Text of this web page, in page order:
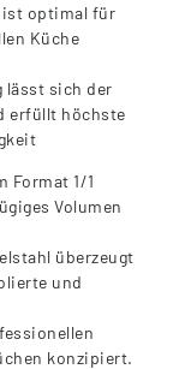
ist optimal für
Küche
lässt sich der
erfüllt höchste
Format 1/1
Volumen
überzeugt
und
konzipiert.